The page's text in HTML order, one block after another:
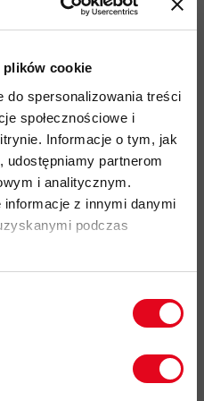
plików cookie
spersonalizowania treści
społecznościowe i
Informacje o tym, jak
partnerom
i analitycznym.
informacje z innymi danymi
podczas
wysokąoddychalność
z recyklingu
na powierzchnię
schnięcia i zapobiega
"wafla" od wewnątrz,
oddychalność i
1
oddychalność w
komfortu uzytkowania i
użytkowania z